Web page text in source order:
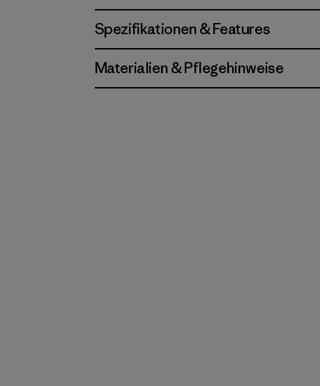
Spezifikationen & Features
Materialien & Pflegehinweise